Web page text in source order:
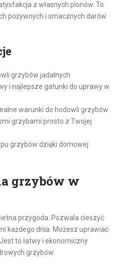
z własnych plonów. To
pożywnych i smacznych darów
grzybów jadalnych
i najlepsze gatunki do uprawy w
warunki do hodowli grzybów
grzybami prosto z Twojej
grzybów dzięki domowej
grzybów w
przygoda. Pozwala cieszyć
każdego dnia. Możesz uprawiać
to łatwy i ekonomiczny
grzybów.